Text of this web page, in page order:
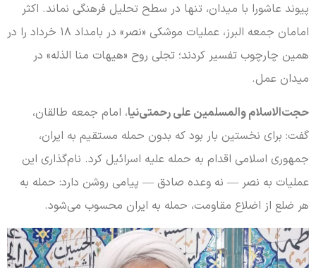
پیوند عاشورا با میدان، تنها در سطح تحلیل فرهنگی نماند. اکثر
امامان جمعه البرز، عملیات موشکی «نصر» در بامداد ۱۸ خرداد را در
همین چارچوب تفسیر کردند؛ تجلی روح «هیهات منا الذله» در
میدان عمل.
حجت‌الاسلام والمسلمین علی رحمتی‌نیا، امام جمعه طالقان،
گفت: برای نخستین بار بود که بدون حمله مستقیم به ایران،
جمهوری اسلامی اقدام به حمله علیه اسرائیل کرد. نام‌گذاری این
عملیات به نصر — نه وعده صادق — پیامی روشن دارد: حمله به
هر ضلع از اضلاع مقاومت، حمله به ایران محسوب می‌شود.